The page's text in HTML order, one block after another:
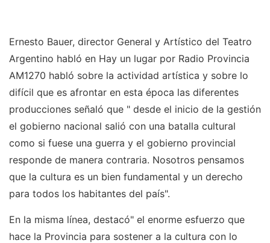
Ernesto Bauer, director General y Artístico del Teatro
Argentino habló en Hay un lugar por Radio Provincia
AM1270 habló sobre la actividad artística y sobre lo
difícil que es afrontar en esta época las diferentes
producciones señaló que " desde el inicio de la gestión
el gobierno nacional salió con una batalla cultural
como si fuese una guerra y el gobierno provincial
responde de manera contraria. Nosotros pensamos
que la cultura es un bien fundamental y un derecho
para todos los habitantes del país".
En la misma línea, destacó" el enorme esfuerzo que
hace la Provincia para sostener a la cultura con lo